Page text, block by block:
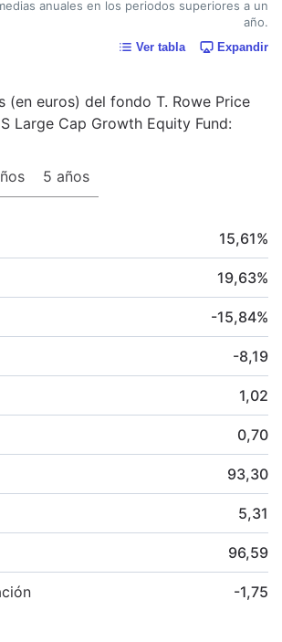
anuales en los periodos superiores a un
año.
Ver tabla Expandir
(en euros) del fondo T. Rowe Price
Large Cap Growth Equity Fund:
5 años
15,61%
19,63%
-15,84%
-8,19
1,02
0,70
93,30
5,31
96,59
-1,75